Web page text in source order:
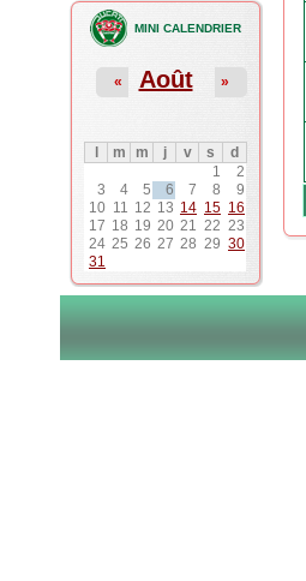
MINI CALENDRIER
Août
« »
m m j v s
d
1
2
3
4 5 6 7 8
9
10 11 12 13 14 15 16
17 18 19 20 21 22 23
24 25 26 27 28 29 30
31